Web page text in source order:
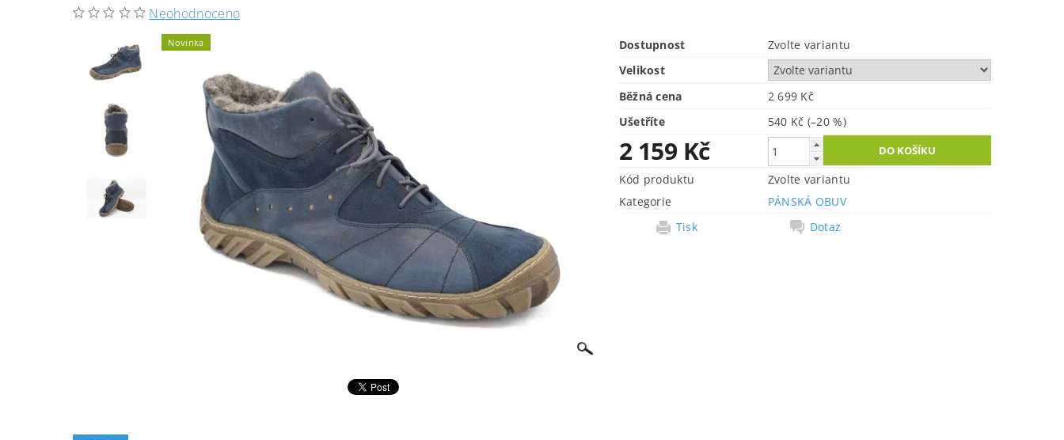
Neohodnoceno
Novinka Dostupnost
Zvolte variantu
Velikost
Běžná cena
2 699 Kč
Ušetříte
540 Kč (–20 %)
2 159 Kč
Kód produktu
Zvolte variantu
Kategorie
PÁNSKÁ OBUV
Tisk
Dotaz